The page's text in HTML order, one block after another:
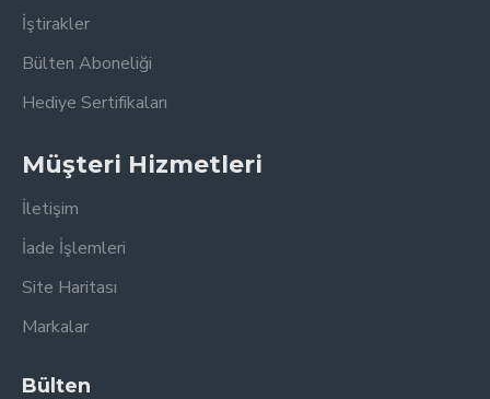
İştirakler
Bülten Aboneliği
Hediye Sertifikaları
Müşteri Hizmetleri
İletişim
İade İşlemleri
Site Haritası
Markalar
Bülten